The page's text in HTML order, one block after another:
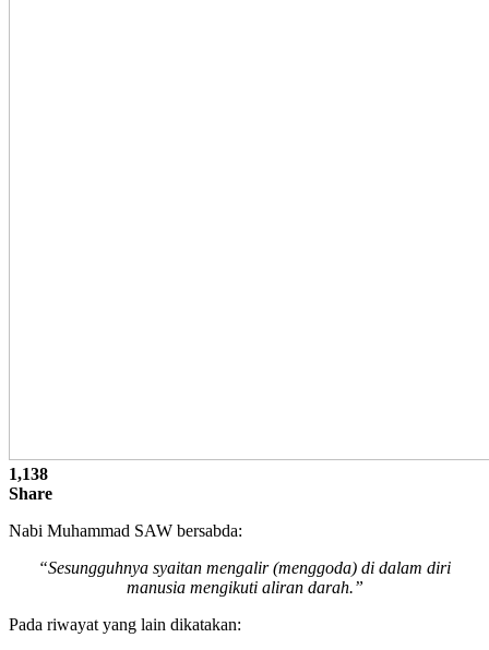
1,138
Share
Nabi Muhammad SAW bersabda:
“Sesungguhnya syaitan mengalir (menggoda) di dalam diri
manusia mengikuti aliran darah.”
Pada riwayat yang lain dikatakan: